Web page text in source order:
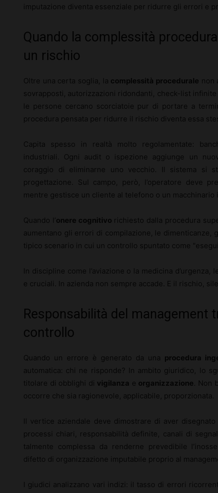
imputazione diventa essenziale per ridurre gli errori e
Quando la complessità
un rischio
Oltre una certa soglia, la complessità procedurale
sovrapposti, autorizzazioni ridondanti, check-list
le persone cercano scorciatoie pur di portare a
procedura pensata per ridurre il rischio diventa essa
Capita spesso in realtà molto regolamentate:
industriali. Ogni audit o ispezione aggiunge un
coraggio di eliminarne uno vecchio. Il sistema si
progettazione. Sul campo, però, l’operatore deve
mentre gestisce un cliente al telefono o un macchinario
Quando l’onere cognitivo richiesto dalla procedura
aumentano gli errori di compilazione, le dimenticanze,
tipico scenario in cui un controllo spuntato come
In discipline come l’aviazione o la medicina
e cruciali. In azienda non sempre accade. E il rischio,
Responsabilità del management
controllo
Quando un errore è generato da una procedura
automatica: chi ne risponde? In ambito giuridico, lo
titolare di obblighi di vigilanza e organizzazione .
occorre che sia ragionevole, applicabile, proporzionata.
Il vertice aziendale deve dimostrare di aver
processi chiari, responsabilità definite, canali di
talmente complessa da renderne prevedibile
difetto di organizzazione imputabile proprio al
I giudici analizzano vari indizi: il tasso di errori